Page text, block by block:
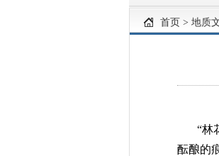
首页 > 地质
“林
酝酿的